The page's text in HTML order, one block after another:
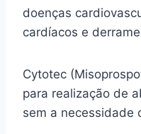
doenças
cardíacos e
Cytotec
para realização de
sem a necessidade